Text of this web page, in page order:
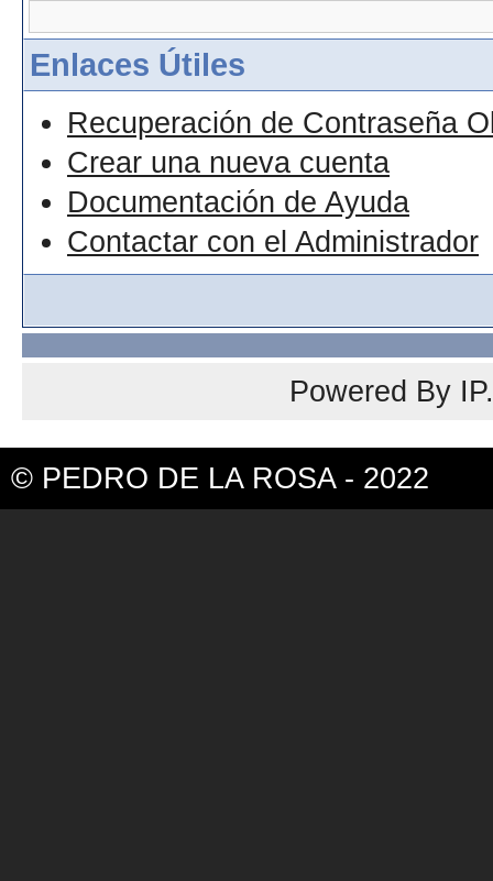
Enlaces Útiles
Recuperación de Contraseña
Crear una nueva cuenta
Documentación de Ayuda
Contactar con el Administrador
Powered By
© PEDRO DE LA ROSA - 2022